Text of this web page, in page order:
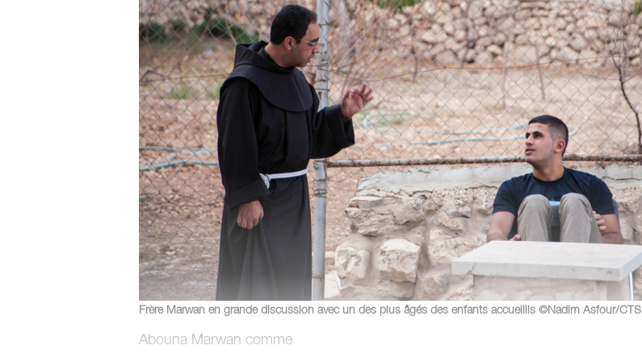
Frère Marwan en grande discussion avec un des plus âgés des enfants accueillis ©Nadim Asfour/CTS
Abouna Marwan comme